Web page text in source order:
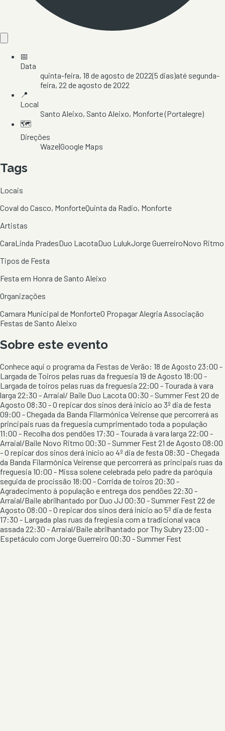
📅
Data
quinta-feira, 18 de agosto de 2022(5 dias)até segunda-
feira, 22 de agosto de 2022
📍
Local
Santo Aleixo, Santo Aleixo, Monforte(Portalegre)
🗺️
Direções
Waze|Google Maps
Tags
Locais
Coval do Casco, MonforteQuinta da Radio, Monforte
Artistas
CaraLinda PradesDuo LacotaDuo LulukJorge GuerreiroNovo Ritmo
Tipos de Festa
Festa em Honra de Santo Aleixo
Organizações
Camara Municipal de MonforteO Propagar Alegria Associação
Festas de Santo Aleixo
Sobre este evento
Conhece aqui o programa da Festas de Verão: 18 de Agosto 23:00 -
Largada de Toiros pelas ruas da freguesia 19 de Agosto 18:00 -
Largada de toiros pelas ruas da freguesia 22:00 - Tourada à vara
larga 22:30 - Arraial/ Baile Duo Lacota 00:30 - Summer Fest 20 de
Agosto 08:30 - O repicar dos sinos derá início ao 3º dia de festa
09:00 - Chegada da Banda Filarmónica Veirense que percorrerá as
principais ruas da freguesia cumprimentado toda a população
11:00 - Recolha dos pendões 17:30 - Tourada à vara larga 22:00 -
Arraial/Baile Novo Ritmo 00:30 - Summer Fest 21 de Agosto 08:00
- O repicar dos sinos derá início ao 4º dia de festa 08:30 - Chegada
da Banda Filarmónica Veirense que percorrerá as principais ruas da
freguesia 10:00 - Missa solene celebrada pelo padre da paróquia
seguida de procissão 18:00 - Corrida de toiros 20:30 -
Agradecimento à população e entrega dos pendões 22:30 -
Arraial/Baile abrilhantado por Duo JJ 00:30 - Summer Fest 22 de
Agosto 08:00 - O repicar dos sinos derá início ao 5º dia de festa
17:30 - Largada plas ruas da fregiesia com a tradicional vaca
assada 22:30 - Arraial/Baile abrilhantado por Thy Subry 23:00 -
Espetáculo com Jorge Guerreiro 00:30 - Summer Fest